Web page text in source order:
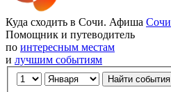
Куда сходить в Сочи. Афиша Сочи
Помощник и путеводитель
по интересным местам
и лучшим событиям